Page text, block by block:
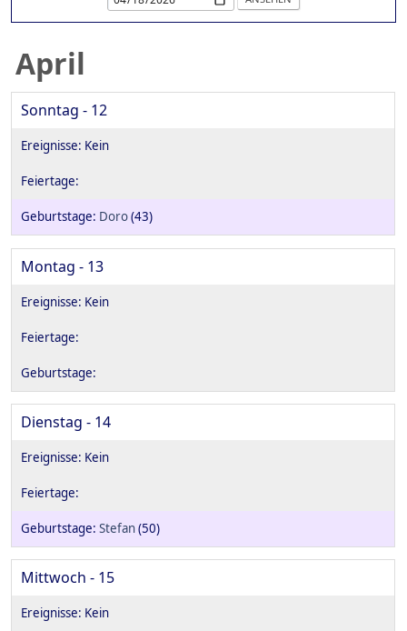
April
Sonntag - 12
Doro(43)
Montag - 13
Dienstag - 14
Stefan(50)
Mittwoch - 15